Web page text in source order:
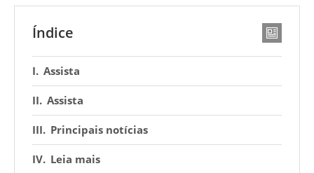
Índice
Assista
Assista
Principais notícias
Leia mais